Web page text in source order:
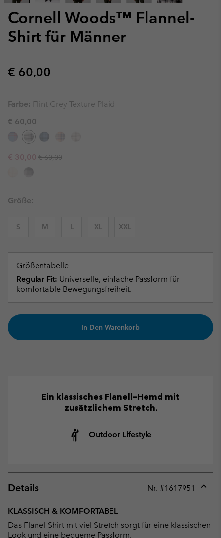
Cornell Woods™ Flannel-
Shirt für Männer
Regular price:
€ 60,00
Farbe: Flint Grey Texture Plaid
€ 60,00
Sale price:
€ 30,00 Regular price:
€ 60,00
Größe:
S M L XL XXL
Größentabelle
Regular Fit: Universelle, einfache Passform für
komfortable Bewegungsfreiheit.
In Den Warenkorb
Ein klassisches Flanell-Hemd mit
zusätzlichem Stretch.
Outdoor Lifestyle
Details Nr. #1617951
KLASSISCH & KOMFORTABEL
Das Flanel-Shirt mit viel Stretch sorgt für eine klassischen
Look und eine bequeme Passform.